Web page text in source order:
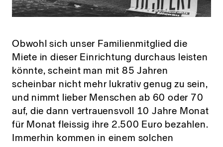
Obwohl sich unser Familienmitglied die
Miete in dieser Einrichtung durchaus leisten
könnte, scheint man mit 85 Jahren
scheinbar nicht mehr lukrativ genug zu sein,
und nimmt lieber Menschen ab 60 oder 70
auf, die dann vertrauensvoll 10 Jahre Monat
für Monat fleissig ihre 2.500 Euro bezahlen.
Immerhin kommen in einem solchen